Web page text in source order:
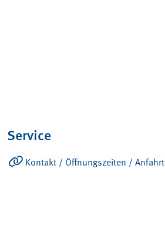
Service
Kontakt / Öffnungszeiten / Anfahrt